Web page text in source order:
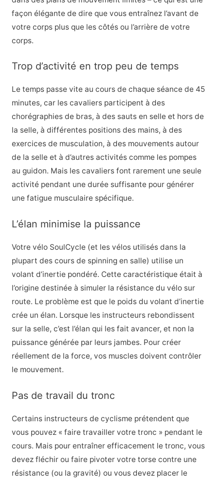
façon élégante de dire que vous entraînez l’avant de
votre corps plus que les côtés ou l’arrière de votre
corps.
Trop d’activité en trop peu de temps
Le temps passe vite au cours de chaque séance de 45
minutes, car les cavaliers participent à des
chorégraphies de bras, à des sauts en selle et hors de
la selle, à différentes positions des mains, à des
exercices de musculation, à des mouvements autour
de la selle et à d’autres activités comme les pompes
au guidon. Mais les cavaliers font rarement une seule
activité pendant une durée suffisante pour générer
une fatigue musculaire spécifique.
L’élan minimise la puissance
Votre vélo SoulCycle (et les vélos utilisés dans la
plupart des cours de spinning en salle) utilise un
volant d’inertie pondéré. Cette caractéristique était à
l’origine destinée à simuler la résistance du vélo sur
route. Le problème est que le poids du volant d’inertie
crée un élan. Lorsque les instructeurs rebondissent
sur la selle, c’est l’élan qui les fait avancer, et non la
puissance générée par leurs jambes. Pour créer
réellement de la force, vos muscles doivent contrôler
le mouvement.
Pas de travail du tronc
Certains instructeurs de cyclisme prétendent que
vous pouvez « faire travailler votre tronc » pendant le
cours. Mais pour entraîner efficacement le tronc, vous
devez fléchir ou faire pivoter votre torse contre une
résistance (ou la gravité) ou vous devez placer le